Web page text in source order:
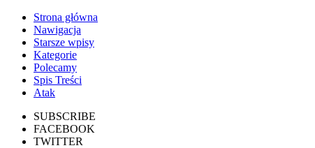
Strona główna
Nawigacja
Starsze wpisy
Kategorie
Polecamy
Spis Treści
Atak
SUBSCRIBE
FACEBOOK
TWITTER